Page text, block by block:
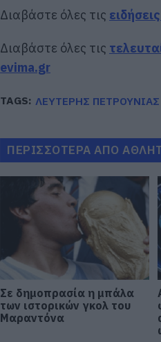
Διαβάστε όλες τις
Διαβάστε όλες τις
evima.gr
TAGS: ΛΕΥΤΕΡΗΣ ΠΕΤΡΟΥΝΙΑΣ
ΠΕΡΙΣΣΟΤΕΡΑ ΑΠΟ
Σε δημοπρασία η μπάλα
των ιστορικών γκολ του
Μαραντόνα